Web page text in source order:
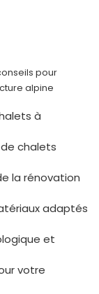
pour
alpine
à
chalets
la rénovation
adaptés
et
votre